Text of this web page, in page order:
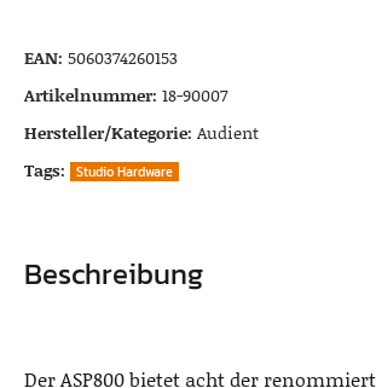
EAN: 5060374260153
Artikelnummer: 18-90007
Hersteller/Kategorie: Audient
Tags:
Studio Hardware
Beschreibung
Der ASP800 bietet acht der